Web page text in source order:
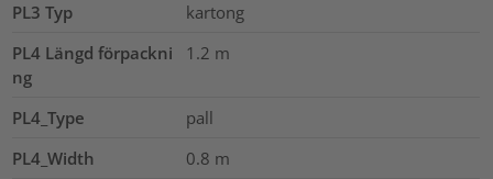
PL3 Typ
kartong
PL4 Längd förpackni
ng
1.2 m
PL4_Type
pall
PL4_Width
0.8 m